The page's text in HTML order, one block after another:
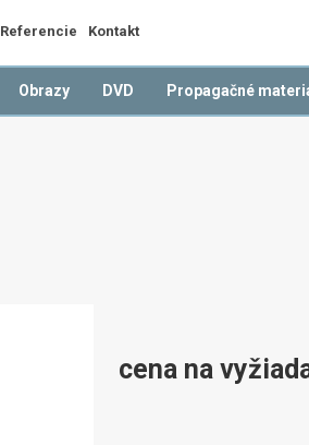
Referencie Kontakt
Obrazy DVD Propagačné
cena na